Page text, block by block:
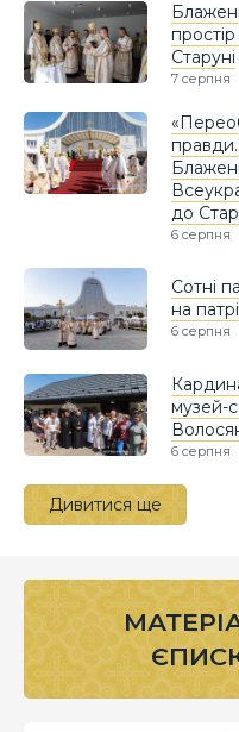
Старуні
7 серпня
до
6 серпня
Сотні
на
6 серпня
музей-
6 серпня
Дивитися ще